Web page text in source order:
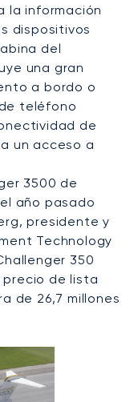
la información
dispositivos
del
una gran
a bordo o
teléfono
de
un acceso a
3500 de
año pasado
presidente y
Technology
350
precio de lista
de 26,7 millones